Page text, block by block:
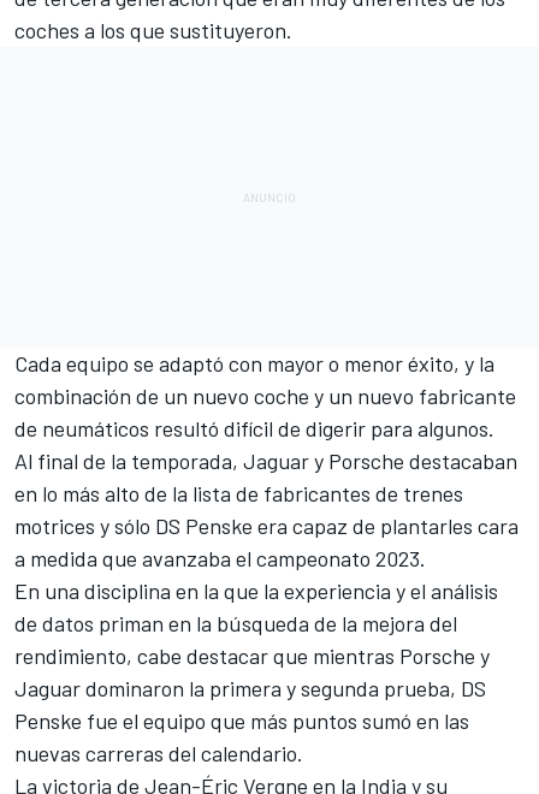
coches a los que sustituyeron.
Cada equipo se adaptó con mayor o menor éxito, y la
combinación de un nuevo coche y un nuevo fabricante
de neumáticos resultó difícil de digerir para algunos.
Al final de la temporada, Jaguary Porsche destacaban
en lo más alto de la lista de fabricantes de trenes
motrices y sólo DS Penske era capaz de plantarles cara
a medida que avanzaba el campeonato 2023.
En una disciplina en la que la experiencia y el análisis
de datos priman en la búsqueda de la mejora del
rendimiento, cabe destacar que mientras Porsche y
Jaguar dominaron la primera y segunda prueba, DS
Penske fue el equipo que más puntos sumó en las
nuevas carreras del calendario.
La victoria de Jean-Éric Vergne en la India ysu